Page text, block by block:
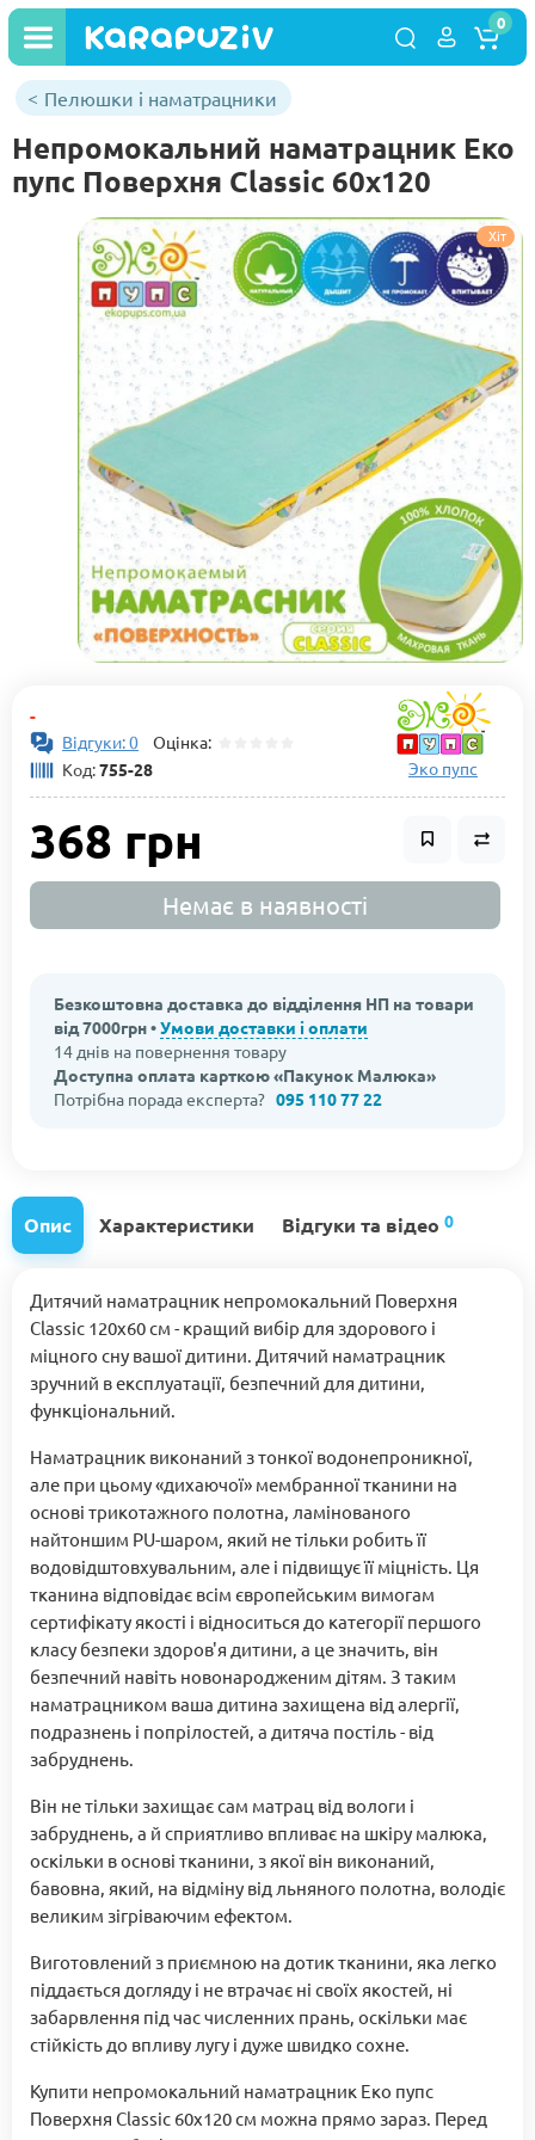
0
Пелюшки і наматрацники
Непромокальний наматрацник Еко
пупс Поверхня Classic 60х120
Хіт
-
Відгуки: 0 Оцінка:
Код:755-28 Эко пупс
368 грн
Немає в наявності
Безкоштовна доставка до відділення НП на товари
від 7000грн •Умови доставки і оплати
14 днів на повернення товару
Доступна оплата карткою «Пакунок Малюка»
Потрібна порада експерта? 095 110 77 22
Опис Характеристики Відгуки та відео 0
Дитячий наматрацник непромокальний Поверхня
Classic 120х60 см - кращий вибір для здорового і
міцного сну вашої дитини. Дитячий наматрацник
зручний в експлуатації, безпечний для дитини,
функціональний.
Наматрацник виконаний з тонкої водонепроникної,
але при цьому «дихаючої» мембранної тканини на
основі трикотажного полотна, ламінованого
найтоншим PU-шаром, який не тільки робить її
водовідштовхувальним, але і підвищує її міцність. Ця
тканина відповідає всім європейським вимогам
сертифікату якості і відноситься до категорії першого
класу безпеки здоров'я дитини, а це значить, він
безпечний навіть новонародженим дітям. З таким
наматрацником ваша дитина захищена від алергії,
подразнень і попрілостей, а дитяча постіль - від
забруднень.
Він не тільки захищає сам матрац від вологи і
забруднень, а й сприятливо впливає на шкіру малюка,
оскільки в основі тканини, з якої він виконаний,
бавовна, який, на відміну від льняного полотна, володіє
великим зігріваючим ефектом.
Виготовлений з приємною на дотик тканини, яка легко
піддається догляду і не втрачає ні своїх якостей, ні
забарвлення під час численних прань, оскільки має
стійкість до впливу лугу і дуже швидко сохне.
Купити непромокальний наматрацник Еко пупс
Поверхня Classic 60х120 см можна прямо зараз. Перед